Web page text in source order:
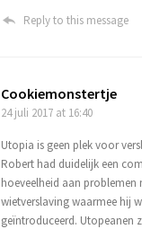
Reply to this message
Cookiemonstertje
24 juli 2017 at 16:40
Utopia is geen plek voor
Robert had duidelijk een
hoeveelheid aan problemen
wietverslaving waarmee hij
geïntroduceerd. Utopeanen